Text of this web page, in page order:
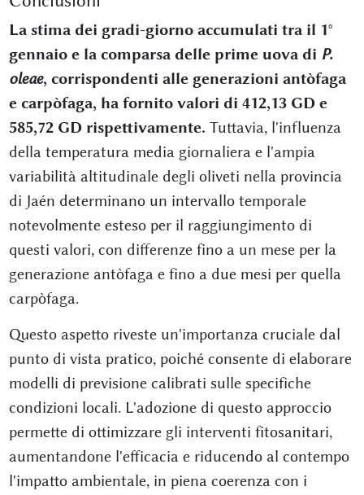
La stima dei gradi-giorno accumulati tra il 1°
gennaio e la comparsa delle prime uova di P.
oleae, corrispondenti alle generazioni antòfaga
e carpòfaga, ha fornito valori di 412,13 GD e
585,72 GD rispettivamente. Tuttavia, l'influenza
della temperatura media giornaliera e l'ampia
variabilità altitudinale degli oliveti nella provincia
di Jaén determinano un intervallo temporale
notevolmente esteso per il raggiungimento di
questi valori, con differenze fino a un mese per la
generazione antòfaga e fino a due mesi per quella
carpòfaga.
Questo aspetto riveste un'importanza cruciale dal
punto di vista pratico, poiché consente di elaborare
modelli di previsione calibrati sulle specifiche
condizioni locali. L'adozione di questo approccio
permette di ottimizzare gli interventi fitosanitari,
aumentandone l'efficacia e riducendo al contempo
l'impatto ambientale, in piena coerenza con i